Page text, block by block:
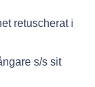
retuscherat i
s/s sit